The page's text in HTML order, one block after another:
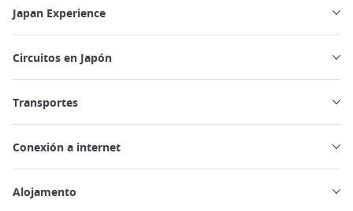
Japan Experience
Circuitos en Japón
Transportes
Conexión a internet
Alojamento